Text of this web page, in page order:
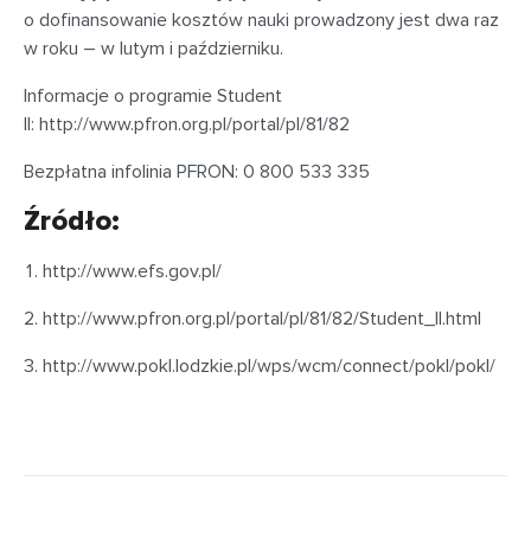
o dofinansowanie kosztów nauki prowadzony jest dwa raz
w roku – w lutym i październiku.
Informacje o programie Student
II: http://www.pfron.org.pl/portal/pl/81/82
Bezpłatna infolinia PFRON: 0 800 533 335
Źródło:
http://www.efs.gov.pl/
http://www.pfron.org.pl/portal/pl/81/82/Student_II.html
http://www.pokl.lodzkie.pl/wps/wcm/connect/pokl/pokl/